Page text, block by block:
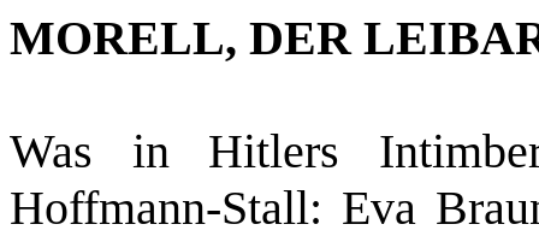
MORELL, DER
Was in Hitlers
Hoffmann‑Stall: Eva